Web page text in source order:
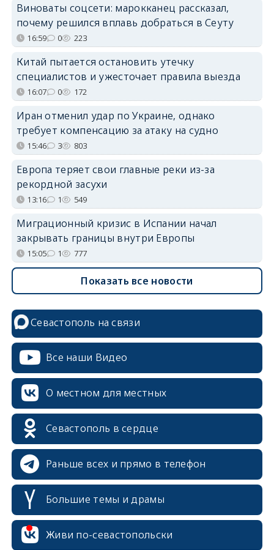
Виноваты соцсети: марокканец рассказал,
почему решился вплавь добраться в Сеуту
16:59 0 223
Китай пытается остановить утечку
специалистов и ужесточает правила выезда
16:07 0 172
Иран отменил удар по Украине, однако
требует компенсацию за атаку на судно
15:46 3 803
Европа теряет свои главные реки из-за
рекордной засухи
13:16 1 549
Миграционный кризис в Испании начал
закрывать границы внутри Европы
15:05 1 777
Показать все новости
Севастополь на связи
Все наши Видео
О местном для местных
Севастополь в сердце
Раньше всех и прямо в телефон
Большие темы и драмы
Живи по-севастопольски
erid: 2SDnjcrDNw6